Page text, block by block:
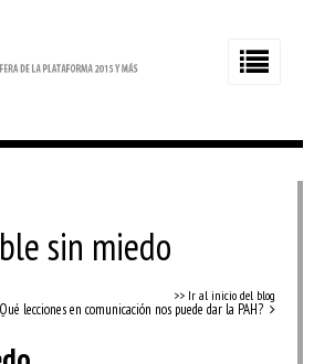
sin miedo
>> Ir al inicio del blog
lecciones en comunicación nos puede dar la PAH?